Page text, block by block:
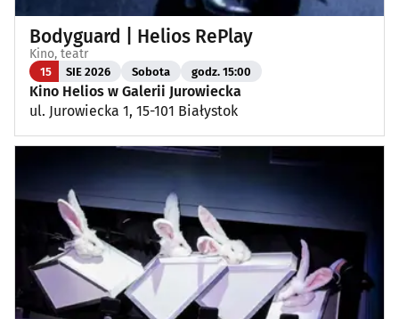
Bodyguard | Helios RePlay
Kino, teatr
15 SIE 2026 Sobota godz. 15:00
Kino Helios w Galerii Jurowiecka
ul. Jurowiecka 1, 15-101 Białystok